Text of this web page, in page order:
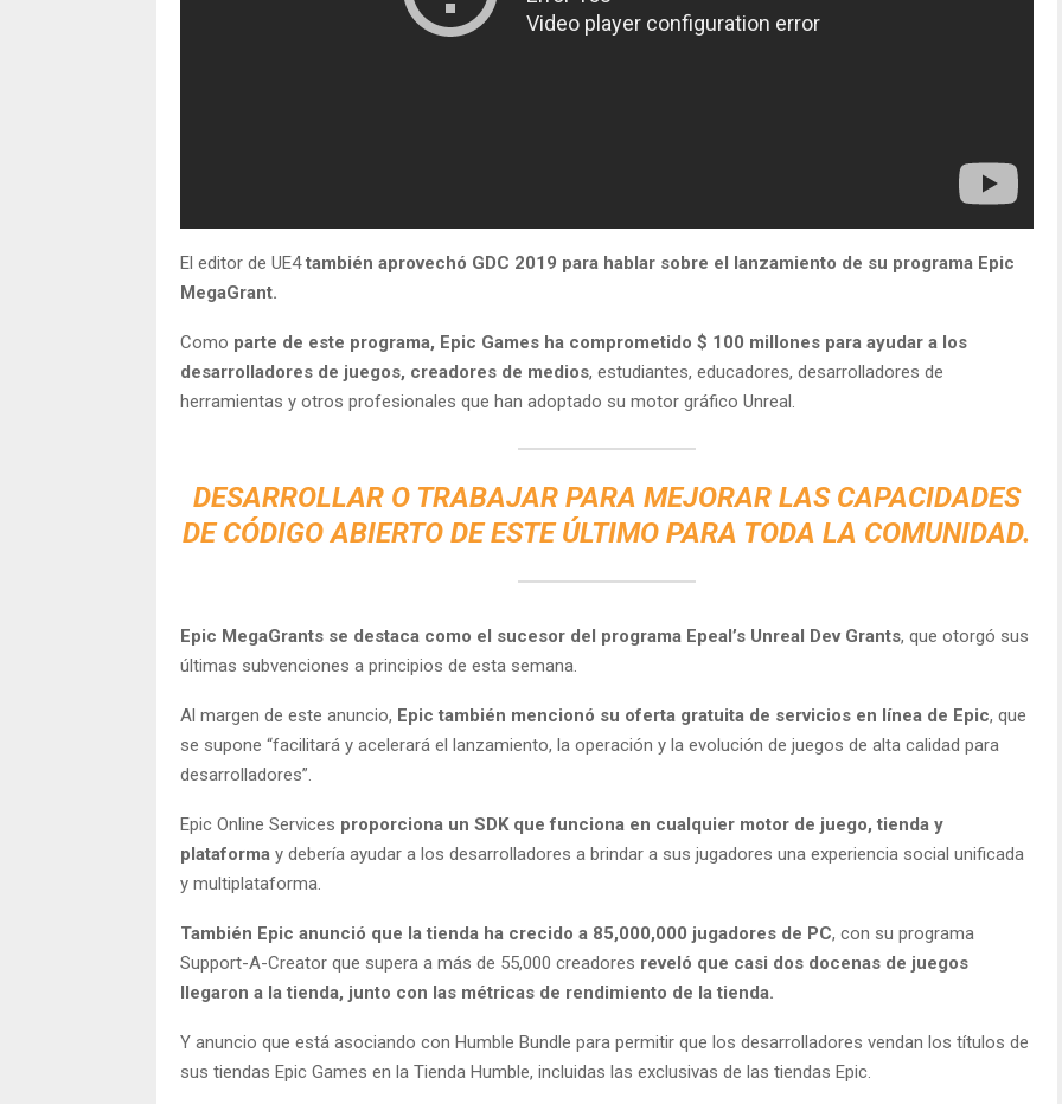
El editor de UE4también aprovechó GDC 2019 para hablar sobre el lanzamiento de su programa Epic
MegaGrant.
Como parte de este programa, Epic Games ha comprometido $ 100 millones para ayudar a los
desarrolladores de juegos, creadores de medios, estudiantes, educadores, desarrolladores de
herramientas y otros profesionales que han adoptado su motor gráfico Unreal.
DESARROLLAR O TRABAJAR PARA MEJORAR LAS CAPACIDADES
DE CÓDIGO ABIERTO DE ESTE ÚLTIMO PARA TODA LA COMUNIDAD.
Epic MegaGrants se destaca como el sucesor del programa Epeal’s Unreal Dev Grants, que otorgó sus
últimas subvenciones a principios de esta semana.
Al margen de este anuncio, Epic también mencionó su oferta gratuita de servicios en línea de Epic, que
se supone “facilitará y acelerará el lanzamiento, la operación y la evolución de juegos de alta calidad para
desarrolladores”.
Epic Online Services proporciona un SDK que funciona en cualquier motor de juego, tienda y
plataforma y debería ayudar a los desarrolladores a brindar a sus jugadores una experiencia social unificada
y multiplataforma.
También Epic anunció que la tienda ha crecido a 85,000,000 jugadores de PC, con su programa
Support-A-Creator que supera a más de 55,000 creadores reveló que casi dos docenas de juegos
llegaron a la tienda, junto con las métricas de rendimiento de la tienda.
Y anuncio que está asociando con Humble Bundle para permitir que los desarrolladores vendan los títulos de
sus tiendas Epic Games en la Tienda Humble, incluidas las exclusivas de las tiendas Epic.